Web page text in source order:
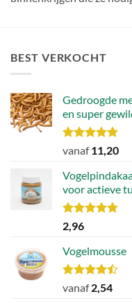
BEST VERKOCHT
Gedroogde
en super
Waardering
uit 5
vanaf11,20
voor actieve
Waardering
4.78
2,96
Vogelmousse
Waardering
uit 5
vanaf2,54